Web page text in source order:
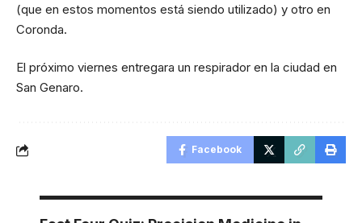
(que en estos momentos está siendo utilizado) y otro en
Coronda.
El próximo viernes entregara un respirador en la ciudad en
San Genaro.
Facebook